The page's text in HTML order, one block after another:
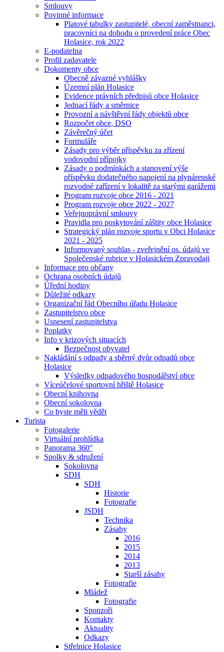
Smlouvy
Povinné informace
Platové tabulky zastupitelé, obecní zaměstnanci,
pracovníci na dohodu o provedení práce Obec
Holasice, rok 2022
E-podatelna
Profil zadavatele
Dokumenty obce
Obecně závazné vyhlášky
Územní plán Holasice
Evidence právních předpisů obce Holasice
Jednací řády a směrnice
Provozní a návštěvní řády objektů obce
Rozpočet obce, DSO
Závěrečný účet
Formuláře
Zásady pro výběr příspěvku za zřízení
vodovodní přípojky
Zásady o podmínkách a stanovení výše
příspěvku dodatečného napojení na plynárenské
rozvodné zařízení v lokalitě za starými garážemi
Program rozvoje obce 2016 - 2021
Program rozvoje obce 2022 - 2027
Veřejnoprávní smlouvy
Pravidla pro poskytování záštity obce Holasice
Strategický plán rozvoje sportu v Obci Holasice
2021 - 2025
Informovaný souhlas - zveřejnění os. údajů ve
Společenské rubrice v Holasickém Zpravodaji
Informace pro občany
Ochrana osobních údajů
Úřední hodiny
Důležité odkazy
Organizační řád Obecního úřadu Holasice
Zastupitelstvo obce
Usnesení zastupitelstva
Poplatky
Info v krizových situacích
Bezpečnost obyvatel
Nakládání s odpady a sběrný dvůr odpadů obce
Holasice
Výsledky odpadového hospodářství obce
Víceúčelové sportovní hřiště Holasice
Obecní knihovna
Obecní sokolovna
Co byste měli vědět
Turista
Fotogalerie
Virtuální prohlídka
Panorama 360°
Spolky & sdružení
Sokolovna
SDH
SDH
Historie
Fotografie
JSDH
Technika
Zásahy
2016
2015
2014
2013
Starší zásahy
Fotografie
Mládež
Fotografie
Sponzoři
Kontakty
Aktuality
Odkazy
Střelnice Holasice